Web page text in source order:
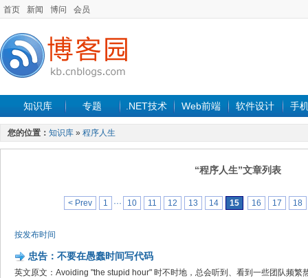
首页 新闻 博问 会员
知识库 专题 .NET技术 Web前端 软件设计 手
您的位置： 知识库 » 程序人生
“程序人生”文章列表
< Prev 1 ··· 10 11 12 13 14 15 16 17 18
按发布时间
忠告：不要在愚蠢时间写代码
英文原文：Avoiding "the stupid hour" 时不时地，总会听到、看到一些团队频繁